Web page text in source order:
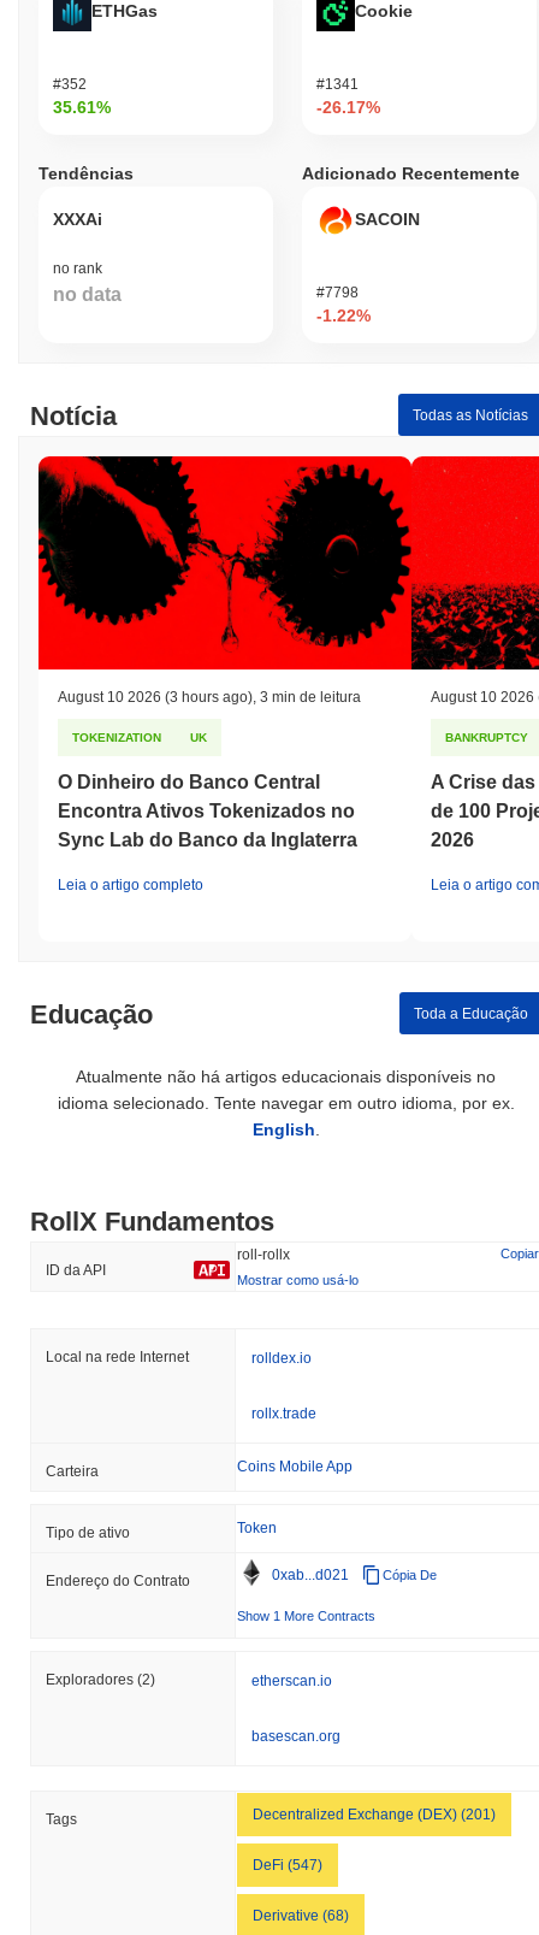
ETHGas
#352
35.61%
Cookie
#1341
-26.17%
Tendências
XXXAi
no rank
no data
Adicionado Recentemente
SACOIN
#7798
-1.22%
Notícia Todas as Notícias
August 10 2026 (3 hours ago), 3 min de leitura
TOKENIZATION UK
O Dinheiro do Banco Central
Encontra Ativos Tokenizados no
Sync Lab do Banco da Inglaterra
Leia o artigo completo
August 10 2026
BANKRUPTCY
A Crise
de 100
2026
Leia o artigo
Educação Toda a Educação
Atualmente não há artigos educacionais disponíveis no
idioma selecionado. Tente navegar em outro idioma, por ex.
English
RollX Fundamentos
ID da API
roll-rollx
Copiar
Mostrar como usá-lo
Local na rede Internet rolldex.io
rollx.trade
Carteira Coins Mobile App
Tipo de ativo Token
Endereço do Contrato 0xab...d021 Cópia De
Show 1 More Contracts
Exploradores (2) etherscan.io
basescan.org
Tags Decentralized Exchange (DEX) (201)
DeFi (547)
Derivative (68)